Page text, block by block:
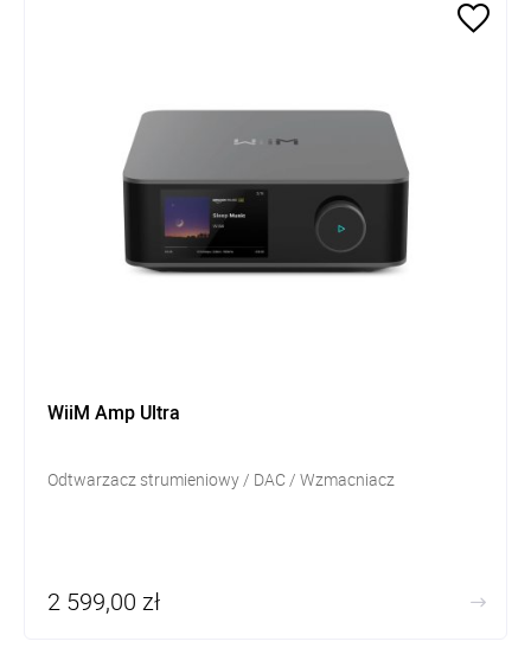
WiiM Amp Ultra
Odtwarzacz strumieniowy / DAC / Wzmacniacz
2 599,00 zł